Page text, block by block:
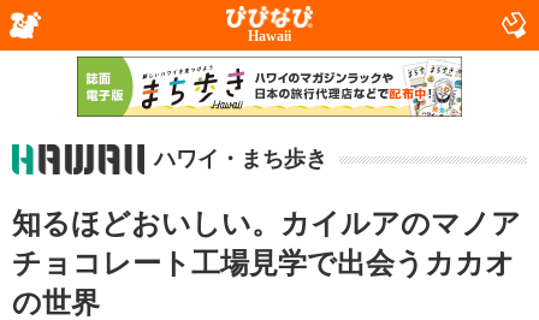
Hawaii
ハワイ・まち歩き
知るほどおいしい。カイルアのマノア
チョコレート工場見学で出会うカカオ
の世界